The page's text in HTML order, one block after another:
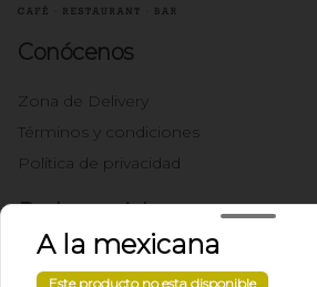
Conócenos
Zona de Delivery
Términos y condiciones
Política de privacidad
Redes sociales
Instagram
A la mexicana
Este producto no esta disponible